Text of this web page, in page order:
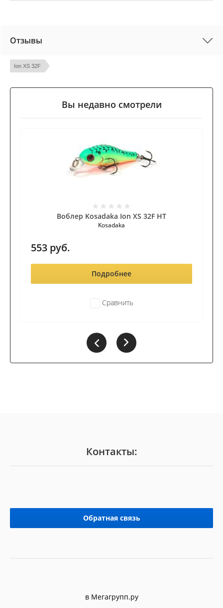
Отзывы
Ion XS 32F
Вы недавно смотрели
Воблер Kosadaka Ion XS 32F HT
Kosadaka
553 руб.
Подробнее
Сравнить
Контакты:
Обратная связь
в Мегагрупп.ру